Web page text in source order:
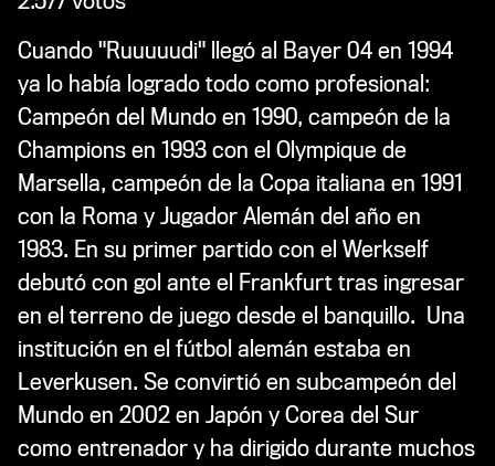
Cuando "Ruuuuudi" llegó al Bayer 04 en 1994
ya lo había logrado todo como profesional:
Campeón del Mundo en 1990, campeón de la
Champions en 1993 con el Olympique de
Marsella, campeón de la Copa italiana en 1991
con la Roma y Jugador Alemán del año en
1983. En su primer partido con el Werkself
debutó con gol ante el Frankfurt tras ingresar
en el terreno de juego desde el banquillo. Una
institución en el fútbol alemán estaba en
Leverkusen. Se convirtió en subcampeón del
Mundo en 2002 en Japón y Corea del Sur
como entrenador y ha dirigido durante muchos